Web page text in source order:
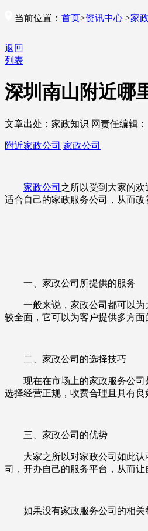
当前位置： 首页>资讯中心 >家
返回
列表
深圳南山附近哪
文章出处：家政知识 网责任编辑
附近家政公司 家政公司
家政公司 之所以受到大家的
适合自己的家政服务公司，从而改
一、家政公司所提供的服务
一般来说，家政公司都可以为大
较全面，它可以为客户提供多方面
二、家政公司的选择技巧
现在在市场上的家政服务公司是
选择经营正规，收费合理且具有良
三、家政公司的优势
大家之所以对家政公司如此认可
司，开办自己的服务平台，从而让
如果没有家政服务公司的相关帮